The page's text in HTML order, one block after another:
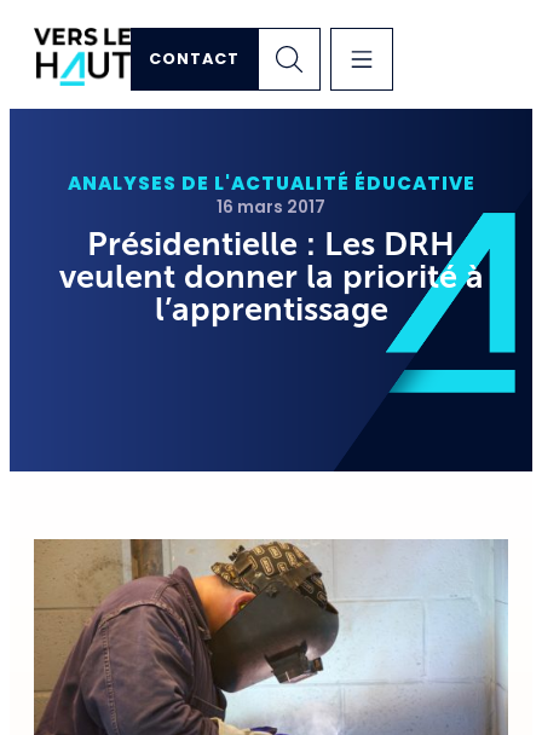
CONTACT
ANALYSES DE L'ACTUALITÉ ÉDUCATIVE
16 mars 2017
Présidentielle : Les DRH
veulent donner la priorité à
l’apprentissage